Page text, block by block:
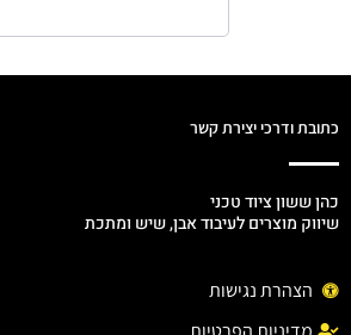
כתובת ודרכי יצירת קשר
כהן ששון ציוד טכני
שיווק מוצרים לעיבוד אבן, שיש ומתכת
הצהרת נגישות